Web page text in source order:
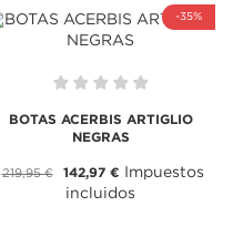
-35%
BOTAS ACERBIS ARTIGLIO
NEGRAS
219,95 € 142,97 € Impuestos
incluidos